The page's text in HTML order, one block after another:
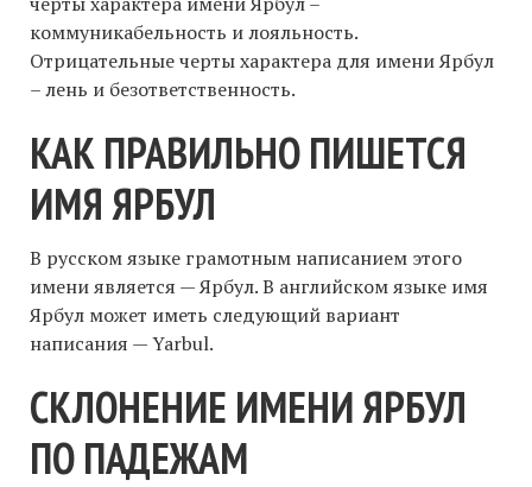
коммуникабельность и лояльность.
Отрицательные черты характера для имени Ярбул
– лень и безответственность.
КАК ПРАВИЛЬНО ПИШЕТСЯ
ИМЯ ЯРБУЛ
В русском языке грамотным написанием этого
имени является — Ярбул. В английском языке имя
Ярбул может иметь следующий вариант
написания — Yarbul.
СКЛОНЕНИЕ ИМЕНИ ЯРБУЛ
ПО ПАДЕЖАМ